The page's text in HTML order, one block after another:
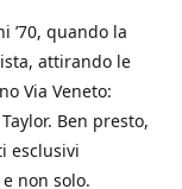
quando la
attirando le
Via Veneto:
Ben presto,
esclusivi
non solo.